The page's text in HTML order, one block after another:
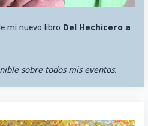
mi nuevo libro Del Hechicero a
sobre todos mis eventos.